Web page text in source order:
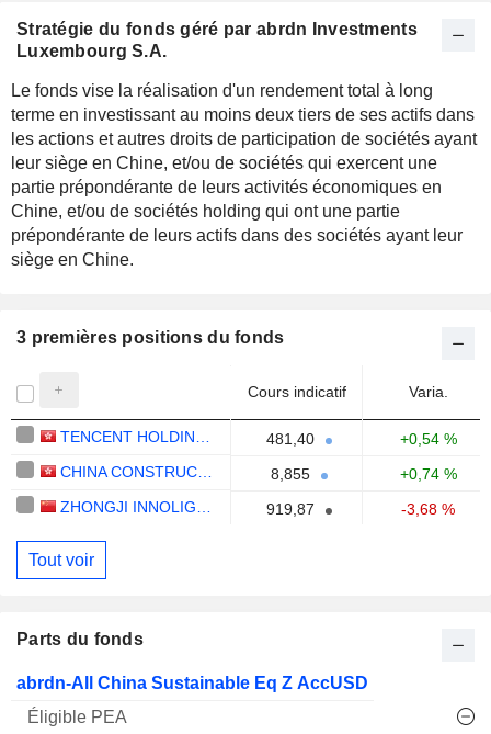
Stratégie du fonds géré par abrdn Investments
Luxembourg S.A.
Le fonds vise la réalisation d'un rendement total à long
terme en investissant au moins deux tiers de ses actifs dans
les actions et autres droits de participation de sociétés ayant
leur siège en Chine, et/ou de sociétés qui exercent une
partie prépondérante de leurs activités économiques en
Chine, et/ou de sociétés holding qui ont une partie
prépondérante de leurs actifs dans des sociétés ayant leur
siège en Chine.
3 premières positions du fonds
Cours indicatif Varia.
481,40
+0,54 %
8,855
+0,74 %
919,87 -3,68 %
Tout voir
Parts du fonds
Nom PEA Encours
Varia.
abrdn-All China Sustainable Eq Z AccUSD